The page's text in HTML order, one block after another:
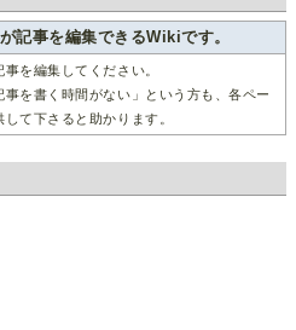
記事を編集できるWikiです。
を編集してください。
事を書く時間がない」という方も、各ペー
て下さると助かります。